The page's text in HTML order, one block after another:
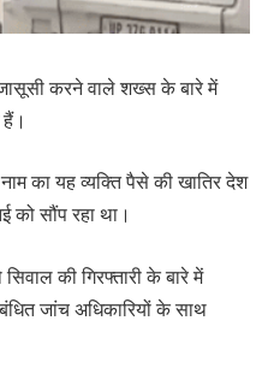
करने वाले शख्स के बारे में
का यह व्यक्ति पैसे की खातिर देश
सौंप रहा था।
की गिरफ्तारी के बारे में
जांच अधिकारियों के साथ